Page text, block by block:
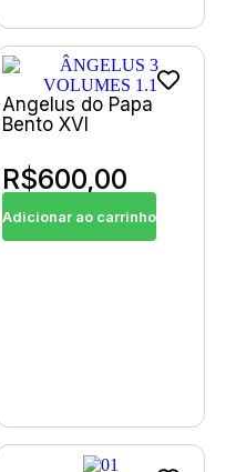
Angelus do Papa
Bento XVI
R$600,00
Adicionar ao carrinho